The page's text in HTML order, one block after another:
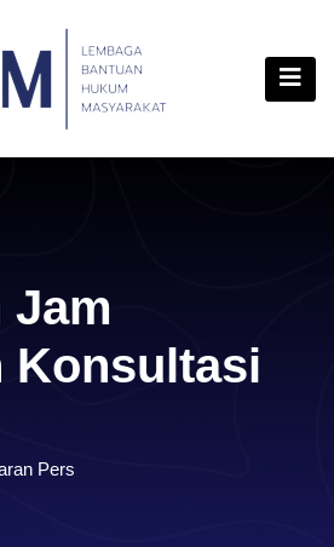
Jam
Konsultasi
Pers